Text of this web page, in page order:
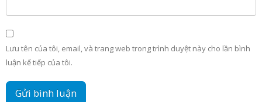
Lưu tên của tôi, email, và trang web trong trình duyệt này cho lần bình
luận kế tiếp của tôi.